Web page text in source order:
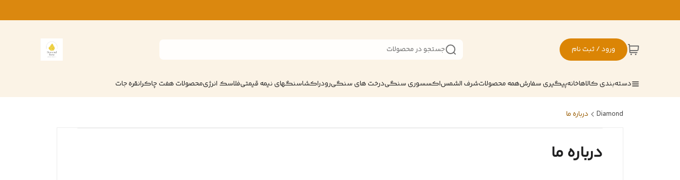
ورود / ثبت نام جستجو در محصولات
دسته‌بندی کالاهاخانهپیگیری سفارشهمه محصولاتشرف الشمساکسسوری سنگیدرخت های سنگیرودراکشاسنگهای نیمه قیمتیفلاسک انرژیمحصولات هفت چاکرانقره جات
Diamond درباره ما
درباره ما